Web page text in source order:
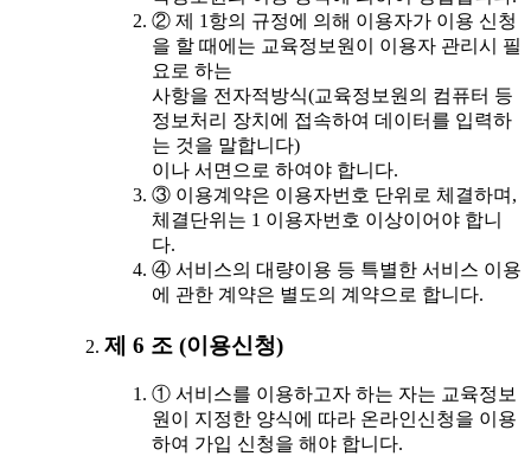
② 제 1항의 규정에 의해 이용자가 이용 신청
을 할 때에는 교육정보원이 이용자 관리시 필
요로 하는
사항을 전자적방식(교육정보원의 컴퓨터 등
정보처리 장치에 접속하여 데이터를 입력하
는 것을 말합니다)
이나 서면으로 하여야 합니다.
③ 이용계약은 이용자번호 단위로 체결하며,
체결단위는 1 이용자번호 이상이어야 합니
다.
④ 서비스의 대량이용 등 특별한 서비스 이용
에 관한 계약은 별도의 계약으로 합니다.
제 6 조 (이용신청)
① 서비스를 이용하고자 하는 자는 교육정보
원이 지정한 양식에 따라 온라인신청을 이용
하여 가입 신청을 해야 합니다.